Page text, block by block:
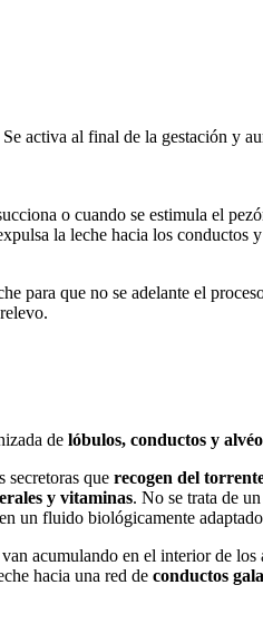
activa al final de la gestación y
o cuando se estimula el
la leche hacia los
para que no se adelante el
de lóbulos, conductos y
secretoras que recogen del
y vitaminas. No se trata de
un fluido biológicamente
acumulando en el interior de
hacia una red de conductos